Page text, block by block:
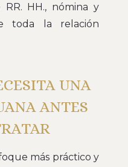
HH., nómina y
toda la relación
UNA
ANTES
más práctico y